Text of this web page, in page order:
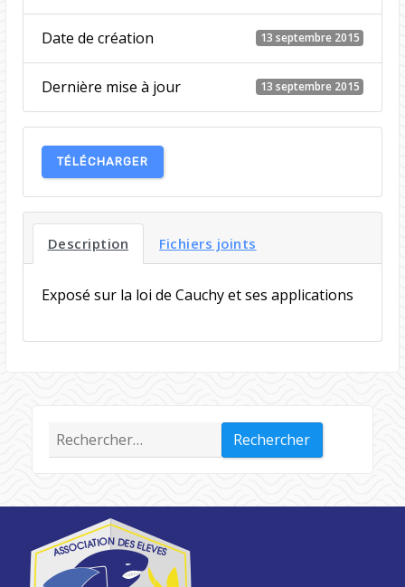
Date de création 13 septembre 2015
Dernière mise à jour 13 septembre 2015
TÉLÉCHARGER
Description Fichiers joints
Exposé sur la loi de Cauchy et ses applications
Rechercher :